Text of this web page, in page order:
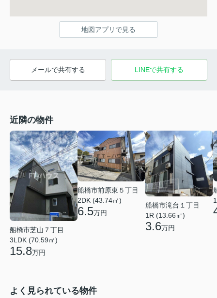
地図アプリで見る
メールで共有する LINEで共有する
近隣の物件
船橋市芝山７丁目
3LDK (70.59㎡)
15.8万円
船橋市前原東５丁目
2DK (43.74㎡)
6.5万円
船橋市滝台１丁目
1R (13.66㎡)
3.6万円
よく見られている物件